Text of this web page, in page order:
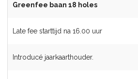
Greenfee baan 18 holes
Late fee starttijd na 16.00 uur
Introducé jaarkaarthouder.